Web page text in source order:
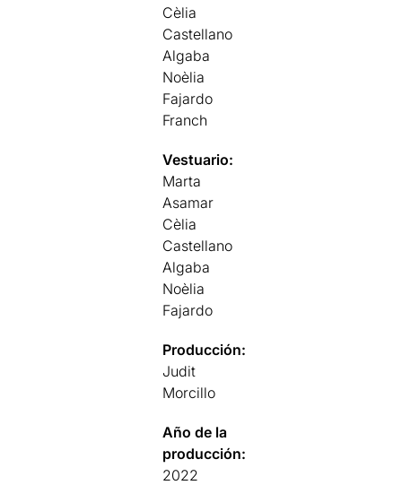
Cèlia
Castellano
Algaba
Noèlia
Fajardo
Franch
Vestuario:
Marta
Asamar
Cèlia
Castellano
Algaba
Noèlia
Fajardo
Producción:
Judit
Morcillo
Año de la
producción:
2022